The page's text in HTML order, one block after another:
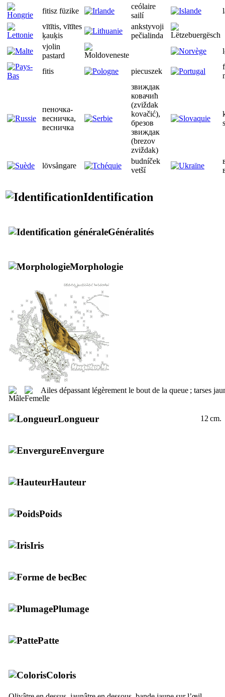
fitisz füzike
ceólaire
sailí
vītītis, vītītes
ķauķis
ankstyvoji
pečialinda
vjolin
pastard
fitis piecuszek
пеночка-
весничка,
весничка
звиждак
ковачић
(zviždak
kovačić),
брезов
звиждак
(brezov
zviždak)
lövsångare
budníček
vetší
Identification
Généralités
Morphologie
Ailes dépassant légèrement le bout de la queue ; tarses
Longueur 12 cm.
Envergure
Hauteur
Poids
Iris
Bec
Plumage
Patte
Coloris